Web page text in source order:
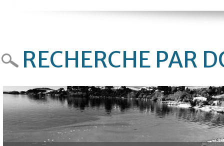
RECHERCHE PAR